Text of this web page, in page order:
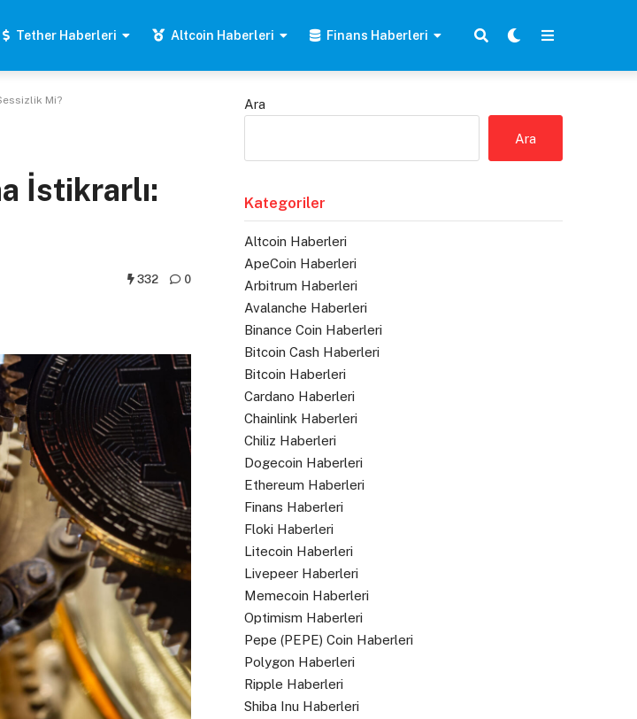
Tether Haberleri Altcoin Haberleri Finans Haberleri
Mi?
İstikrarlı:
332 0
Ara
Ara
Kategoriler
Altcoin Haberleri
ApeCoin Haberleri
Arbitrum Haberleri
Avalanche Haberleri
Binance Coin Haberleri
Bitcoin Cash Haberleri
Bitcoin Haberleri
Cardano Haberleri
Chainlink Haberleri
Chiliz Haberleri
Dogecoin Haberleri
Ethereum Haberleri
Finans Haberleri
Floki Haberleri
Litecoin Haberleri
Livepeer Haberleri
Memecoin Haberleri
Optimism Haberleri
Pepe (PEPE) Coin Haberleri
Polygon Haberleri
Ripple Haberleri
Shiba Inu Haberleri